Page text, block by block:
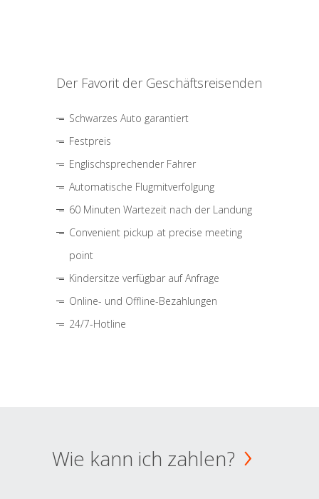
Der Favorit der Geschäftsreisenden
Schwarzes Auto garantiert
Festpreis
Englischsprechender Fahrer
Automatische Flugmitverfolgung
60 Minuten Wartezeit nach der Landung
Convenient pickup at precise meeting
point
Kindersitze verfügbar auf Anfrage
Online- und Offline-Bezahlungen
24/7-Hotline
Wie kann ich zahlen?